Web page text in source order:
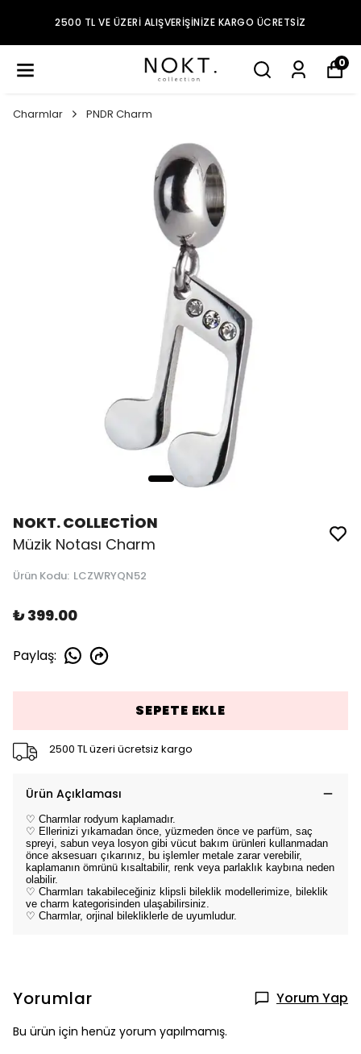
2500 TL VE ÜZERI ALIŞVERIŞINIZE KARGO ÜCRETSIZ
0
Charmlar PNDR Charm
NOKT. COLLECTİON
Müzik Notası Charm
Ürün Kodu: LCZWRYQN52
₺ 399.00
Paylaş:
SEPETE EKLE
2500 TL üzeri ücretsiz kargo
Ürün Açıklaması
♡ Charmlar rodyum kaplamadır.
♡ Ellerinizi yıkamadan önce, yüzmeden önce ve parfüm, saç
spreyi, sabun veya losyon gibi vücut bakım ürünleri kullanmadan
önce aksesuarı çıkarınız, bu işlemler metale zarar verebilir,
kaplamanın ömrünü kısaltabilir, renk veya parlaklık kaybına neden
olabilir.
♡ Charmları takabileceğiniz klipsli bileklik modellerimize, bileklik
ve charm kategorisinden ulaşabilirsiniz.
♡ Charmlar, orjinal bilekliklerle de uyumludur.
Yorumlar Yorum Yap
Bu ürün için henüz yorum yapılmamış.